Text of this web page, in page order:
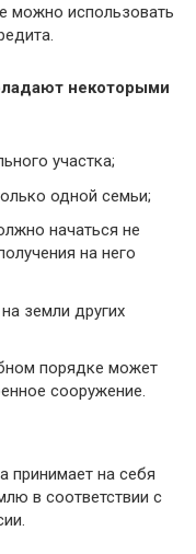
можно использовать
некоторыми
участка;
одной семьи;
начаться не
на него
земли других
порядке может
сооружение.
принимает на себя
в соответствии с